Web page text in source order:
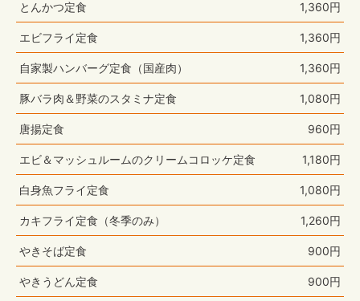
とんかつ定食 1,360円
エビフライ定食 1,360円
自家製ハンバーグ定食（国産肉） 1,360円
豚バラ肉＆野菜のスタミナ定食 1,080円
唐揚定食 960円
エビ＆マッシュルームのクリームコロッケ定食 1,180円
白身魚フライ定食 1,080円
カキフライ定食（冬季のみ） 1,260円
やきそば定食 900円
やきうどん定食 900円